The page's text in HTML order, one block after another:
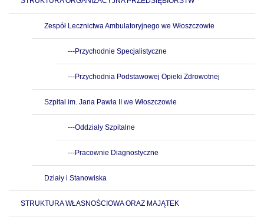
Zespół Lecznictwa Ambulatoryjnego we Włoszczowie
---Przychodnie Specjalistyczne
---Przychodnia Podstawowej Opieki Zdrowotnej
Szpital im. Jana Pawła II we Włoszczowie
---Oddziały Szpitalne
---Pracownie Diagnostyczne
Działy i Stanowiska
STRUKTURA WŁASNOŚCIOWA ORAZ MAJĄTEK